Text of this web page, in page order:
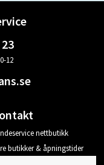
12
nettbutikk
butikker & åpningstider